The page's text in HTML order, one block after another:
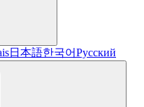
日本語한국어Русский